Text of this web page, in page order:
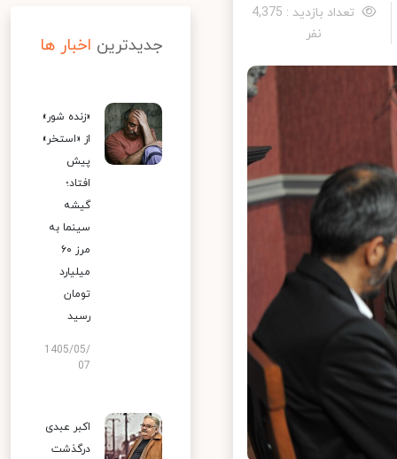
تعداد بازدید : 4,375
نفر
جدیدترین اخبار ها
«زنده شور»
از «استخر»
پیش
افتاد؛
گیشه
سینما به
مرز ۶۰
میلیارد
تومان
رسید
1405/05/
07
اکبر عبدی
درگذشت